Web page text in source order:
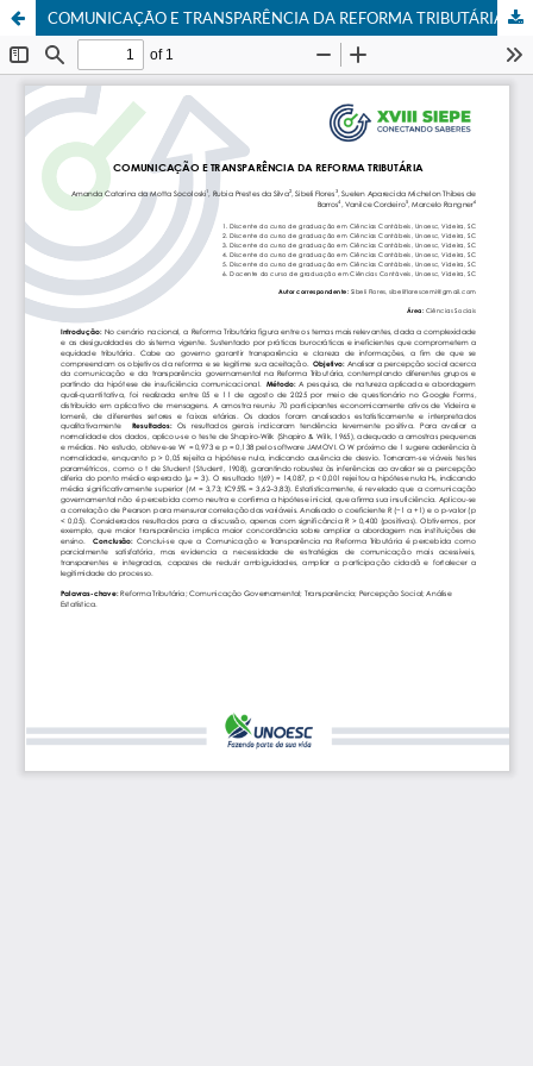
COMUNICAÇÃO E TRANSPARÊNCIA DA REFORMA TRIBUTÁRIA